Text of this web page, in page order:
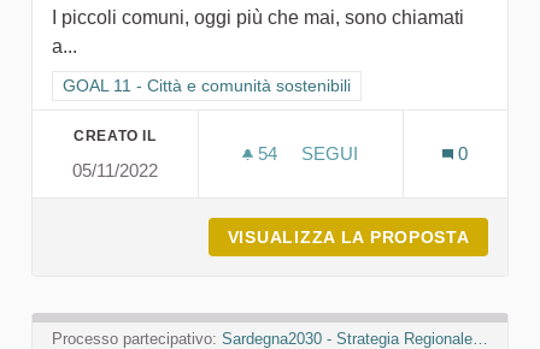
I piccoli comuni, oggi più che mai, sono chiamati
a...
Filtra i risultati per categoria: GOAL 11 - Città e comunità
GOAL 11 - Città e comunità sostenibili
CREATO IL
05/11/2022
54 54 SOSTENITORI
SEGUI
0
VISUALIZZA LA PROPOSTA
Processo partecipativo: